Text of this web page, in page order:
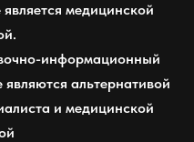
медицинской
информационный
альтернативой
и медицинской